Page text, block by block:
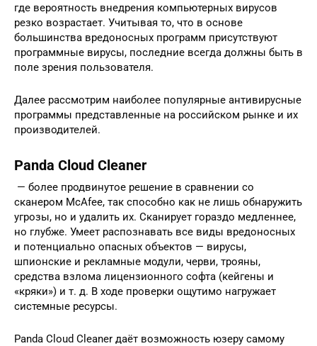
где вероятность внедрения компьютерных вирусов
резко возрастает. Учитывая то, что в основе
большинства вредоносных программ присутствуют
программные вирусы, последние всегда должны быть в
поле зрения пользователя.
Далее рассмотрим наиболее популярные антивирусные
программы представленные на российском рынке и их
производителей.
Panda Cloud Cleaner
— более продвинутое решение в сравнении со
сканером McAfee, так способно как не лишь обнаружить
угрозы, но и удалить их. Сканирует гораздо медленнее,
но глубже. Умеет распознавать все виды вредоносных
и потенциально опасных объектов — вирусы,
шпионские и рекламные модули, черви, трояны,
средства взлома лицензионного софта (кейгены и
«кряки») и т. д. В ходе проверки ощутимо нагружает
системные ресурсы.
Panda Cloud Cleaner даёт возможность юзеру самому